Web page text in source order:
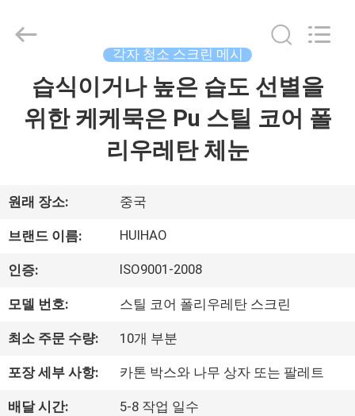
우
리
에
2026
Reserved.
각자 청소 스크린 메시
습식이거나 높은 습도 선별을
위한 케케묵은 Pu 스틸 코어 폴
리우레탄 체눈
원래 장소: 중국
브랜드 이름: HUIHAO
인증: ISO9001-2008
모델 번호: 스틸 코어 폴리우레탄 스크린
최소 주문 수량: 10개 부분
포장 세부 사항: 카톤 박스와 나무 상자 또는 팔레트
배달 시간: 5-8 작업 일수